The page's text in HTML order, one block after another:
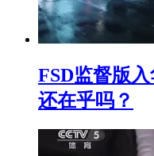
FSD监督版
还在乎吗？